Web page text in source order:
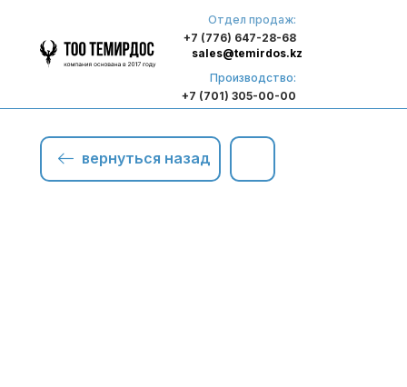
Отдел продаж:
+7 (776) 647-28-68
Производство:
+7 (701) 305-00-00
sales@temirdos.kz
вернуться назад